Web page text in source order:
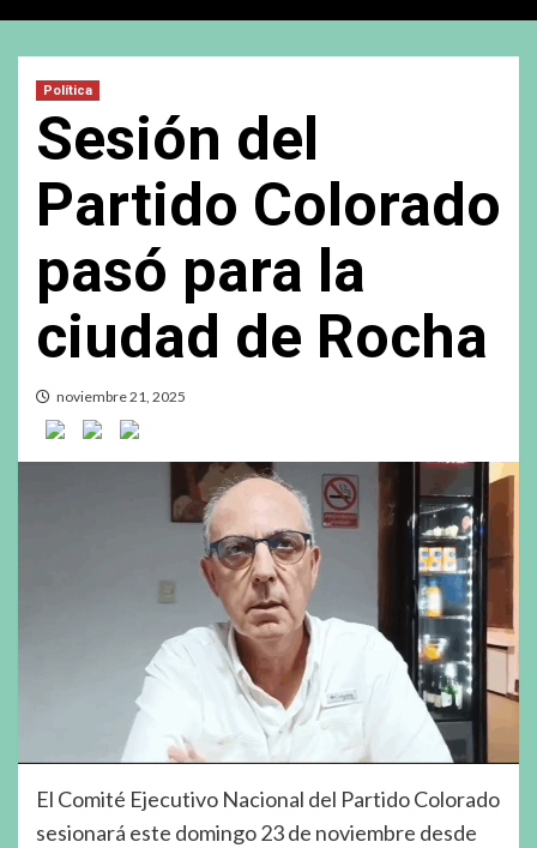
Política
Sesión del
Partido Colorado
pasó para la
ciudad de Rocha
noviembre 21, 2025
El Comité Ejecutivo Nacional del Partido Colorado
sesionará este domingo 23 de noviembre desde